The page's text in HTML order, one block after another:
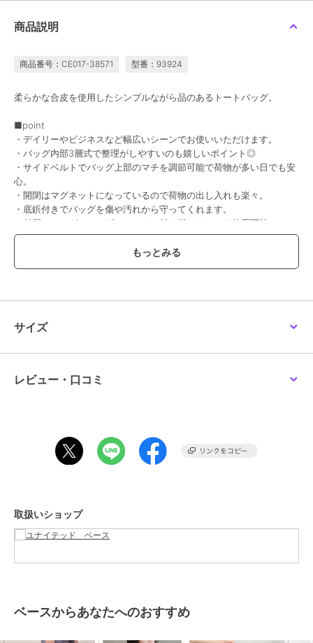
商品説明
商品番号：CE017-38571 型番：93924
柔らかな合皮を使用したシンプルながら品のあるトートバッグ。
■point
・デイリーやビジネスなど幅広いシーンでお使いいただけます。
・バッグ内部3層式で整理がしやすいのも嬉しいポイント◎
・サイドベルトでバッグ上部のマチを調節可能で荷物が多い日でも安
心。
・開閉はマグネットになっているので荷物の出し入れも楽々。
・底鋲付きでバッグを傷や汚れから守ってくれます。
・付属のロングショルダーベルトで斜め掛けとしても使用可能。
・内部3層構造
・A4対応（22×31cm)：×
・長財布（10×20cm）：〇
新商品情報や再入荷通知など、お得な情報を受け取ることができま
ブランド ベース
バッグ ／トートバッグ
サイズ
レビュー・口コミ
取扱いショップ
ベースからあなたへのおすすめ